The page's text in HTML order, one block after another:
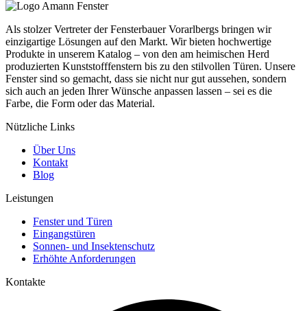
Als stolzer Vertreter der Fensterbauer Vorarlbergs bringen wir
einzigartige Lösungen auf den Markt. Wir bieten hochwertige
Produkte in unserem Katalog – von den am heimischen Herd
produzierten Kunststofffenstern bis zu den stilvollen Türen. Unsere
Fenster sind so gemacht, dass sie nicht nur gut aussehen, sondern
sich auch an jeden Ihrer Wünsche anpassen lassen – sei es die
Farbe, die Form oder das Material.
Nützliche Links
Über Uns
Kontakt
Blog
Leistungen
Fenster und Türen
Eingangstüren
Sonnen- und Insektenschutz
Erhöhte Anforderungen
Kontakte